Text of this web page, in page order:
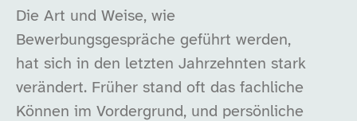
Die Art und Weise, wie
Bewerbungsgespräche geführt werden,
hat sich in den letzten Jahrzehnten stark
verändert. Früher stand oft das fachliche
Können im Vordergrund, und persönliche